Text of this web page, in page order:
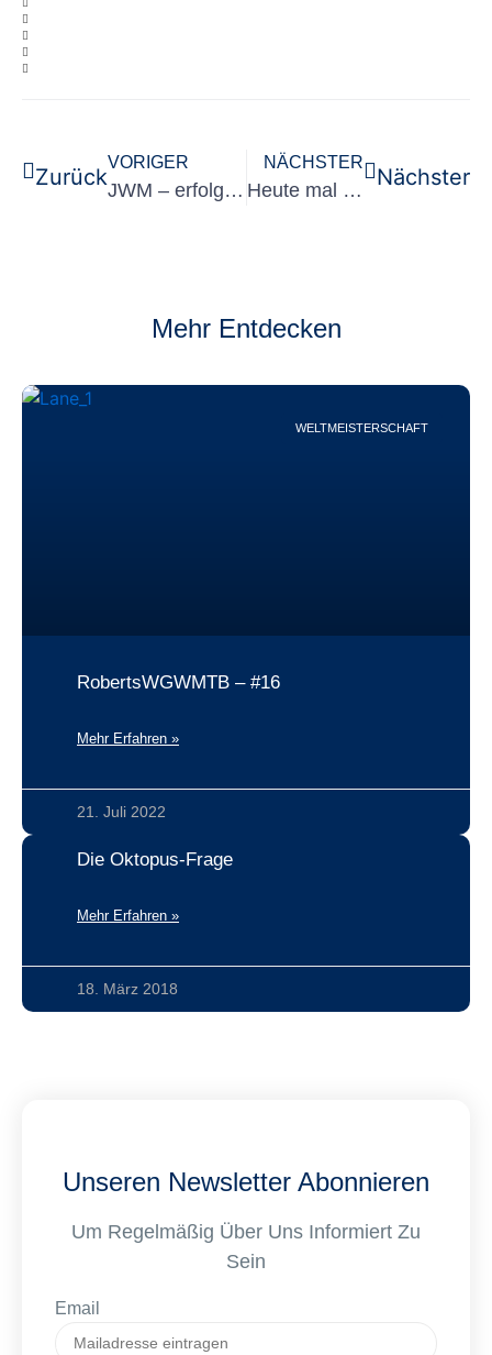
Zurück
VORIGER
JWM – erfolgreiches Finish in Russland
NÄCHSTER
Heute mal was Großes gesucht und gefunden. Nächster
Mehr Entdecken
WELTMEISTERSCHAFT
RobertsWGWMTB – #16
Mehr Erfahren »
21. Juli 2022
Die Oktopus-Frage
Mehr Erfahren »
18. März 2018
Unseren Newsletter Abonnieren
Um Regelmäßig Über Uns Informiert Zu
Sein
Email